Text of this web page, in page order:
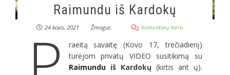
Raimundu iš Kardokų
24 kovo, 2021 Žmogus Komentarų Nėra
raeitą savaitę (Kovo 17, trečiadienį)
turėjom privatų VIDEO susitikimą su
Raimunduiš Kardokų (kirtis ant ų).